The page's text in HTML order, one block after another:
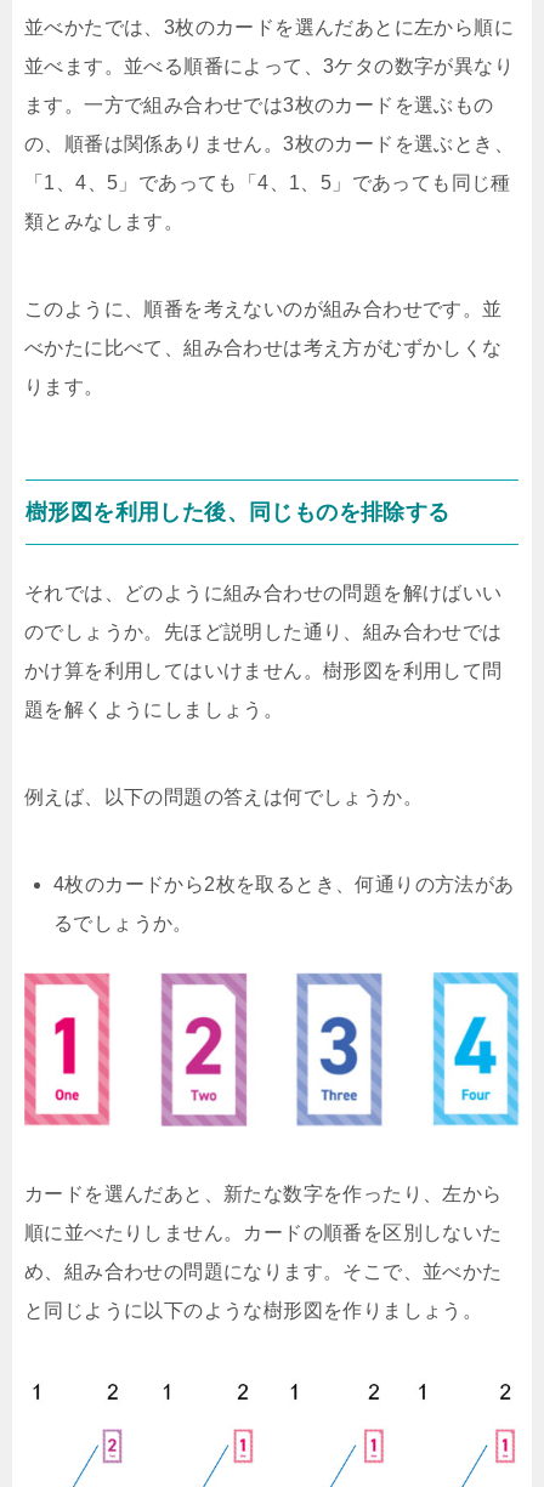
並べかたでは、3枚のカードを選んだあとに左から順に
並べます。並べる順番によって、3ケタの数字が異なり
ます。一方で組み合わせでは3枚のカードを選ぶもの
の、順番は関係ありません。3枚のカードを選ぶとき、
「1、4、5」であっても「4、1、5」であっても同じ種
類とみなします。
このように、順番を考えないのが組み合わせです。並
べかたに比べて、組み合わせは考え方がむずかしくな
ります。
樹形図を利用した後、同じものを排除する
それでは、どのように組み合わせの問題を解けばいい
のでしょうか。先ほど説明した通り、組み合わせでは
かけ算を利用してはいけません。樹形図を利用して問
題を解くようにしましょう。
例えば、以下の問題の答えは何でしょうか。
4枚のカードから2枚を取るとき、何通りの方法があ
るでしょうか。
カードを選んだあと、新たな数字を作ったり、左から
順に並べたりしません。カードの順番を区別しないた
め、組み合わせの問題になります。そこで、並べかた
と同じように以下のような樹形図を作りましょう。